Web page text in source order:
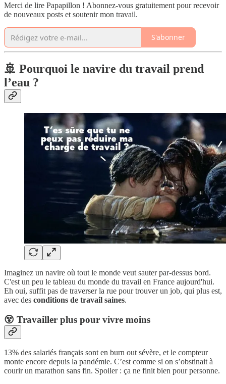
Merci de lire Papapillon ! Abonnez-vous gratuitement pour recevoir
de nouveaux posts et soutenir mon travail.
S'abonner
🚢 Pourquoi le navire du travail prend
l’eau ?
Imaginez un navire où tout le monde veut sauter par-dessus bord.
C'est un peu le tableau du monde du travail en France aujourd'hui.
Eh oui, suffit pas de traverser la rue pour trouver un job, qui plus est,
avec des conditions de travail saines.
😵 Travailler plus pour vivre moins
13% des salariés français sont en burn out sévère, et le compteur
monte encore depuis la pandémie. C’est comme si on s’obstinait à
courir un marathon sans fin. Spoiler : ça ne finit bien pour personne.